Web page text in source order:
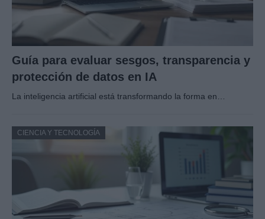
Guía para evaluar sesgos, transparencia y
protección de datos en IA
La inteligencia artificial está transformando la forma en…
CIENCIA Y TECNOLOGÍA